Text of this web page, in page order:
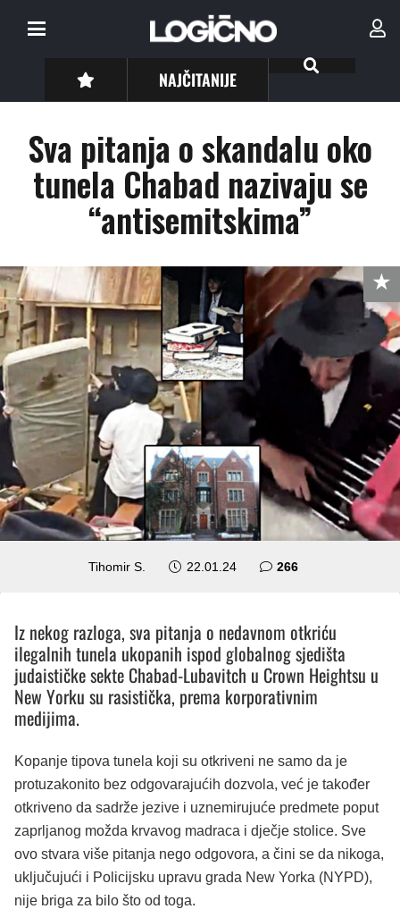
NAJČITANIJE
Sva pitanja o skandalu oko
tunela Chabad nazivaju se
“antisemitskima”
Tihomir S. 22.01.24 266komentara
Iz nekog razloga, sva pitanja o nedavnom otkriću
ilegalnih tunela ukopanih ispod globalnog sjedišta
judaističke sekte Chabad-Lubavitch u Crown Heightsu u
New Yorku su rasistička, prema korporativnim
medijima.
Kopanje tipova tunela koji su otkriveni ne samo da je
protuzakonito bez odgovarajućih dozvola, već je također
otkriveno da sadrže jezive i uznemirujuće predmete poput
zaprljanog možda krvavog madraca i dječje stolice. Sve
ovo stvara više pitanja nego odgovora, a čini se da nikoga,
uključujući i Policijsku upravu grada New Yorka (NYPD),
nije briga za bilo što od toga.